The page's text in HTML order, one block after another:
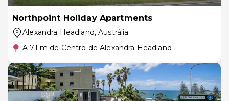
Northpoint Holiday Apartments
Alexandra Headland, Austrália
A 71 m de Centro de Alexandra Headland